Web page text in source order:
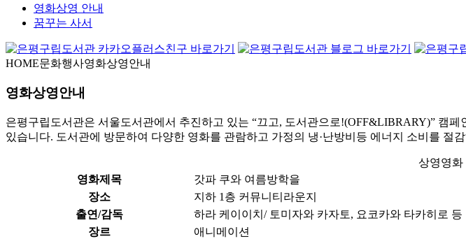
영화상영 안내
꿈꾸는 사서
HOME문화행사영화상영안내
영화상영안내
은평구립도서관은 서울도서관에서 추진하고 있는 “끄고, 도서관으로!(OFF&LIBRARY)” 캠
있습니다. 도서관에 방문하여 다양한 영화를 관람하고 가정의 냉·난방비등 에너지 소비를 절
상영영화
영화제목
갓파 쿠와 여름방학을
장소
지하 1층 커뮤니티라운지
출연/감독
하라 케이이치/ 토미자와 카자토, 요코카와 타카히로 등
장르
애니메이션